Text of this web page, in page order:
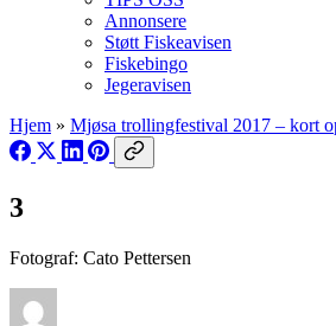
Annonsere
Støtt Fiskeavisen
Fiskebingo
Jegeravisen
Hjem » Mjøsa trollingfestival 2017 – kort
3
Fotograf: Cato Pettersen